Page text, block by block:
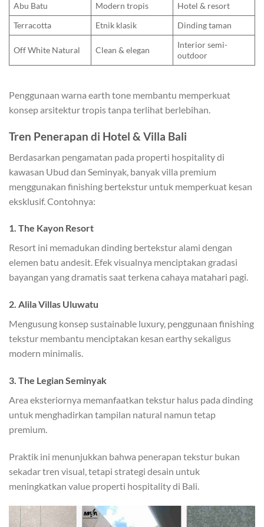
Abu Batu
Modern tropis
Hotel & resort
Terracotta
Etnik klasik Dinding taman
Off White Natural Clean & elegan
Interior semi-
outdoor
Penggunaan warna earth tone membantu memperkuat
konsep arsitektur tropis tanpa terlihat berlebihan.
Tren Penerapan di Hotel & Villa Bali
Berdasarkan pengamatan pada properti hospitality di
kawasan Ubud dan Seminyak, banyak villa premium
menggunakan finishing bertekstur untuk memperkuat kesan
eksklusif. Contohnya:
1. The Kayon Resort
Resort ini memadukan dinding bertekstur alami dengan
elemen batu andesit. Efek visualnya menciptakan gradasi
bayangan yang dramatis saat terkena cahaya matahari pagi.
2. Alila Villas Uluwatu
Mengusung konsep sustainable luxury, penggunaan finishing
tekstur membantu menciptakan kesan earthy sekaligus
modern minimalis.
3. The Legian Seminyak
Area eksteriornya memanfaatkan tekstur halus pada dinding
untuk menghadirkan tampilan natural namun tetap
premium.
Praktik ini menunjukkan bahwa penerapan tekstur bukan
sekadar tren visual, tetapi strategi desain untuk
meningkatkan value properti hospitality di Bali.